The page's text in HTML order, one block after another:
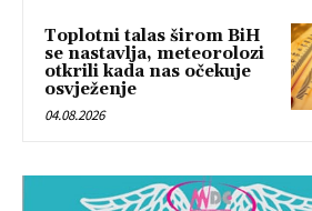
Toplotni talas širom BiH
se nastavlja, meteorolozi
otkrili kada nas očekuje
osvježenje
04.08.2026